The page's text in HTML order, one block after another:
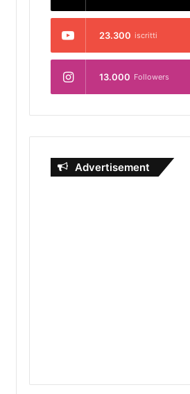
23.300 iscritti
13.000 Followers
Advertisement